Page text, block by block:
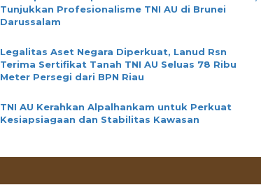
Tunjukkan Profesionalisme TNI AU di Brunei
Darussalam
Legalitas Aset Negara Diperkuat, Lanud Rsn
Terima Sertifikat Tanah TNI AU Seluas 78 Ribu
Meter Persegi dari BPN Riau
TNI AU Kerahkan Alpalhankam untuk Perkuat
Kesiapsiagaan dan Stabilitas Kawasan